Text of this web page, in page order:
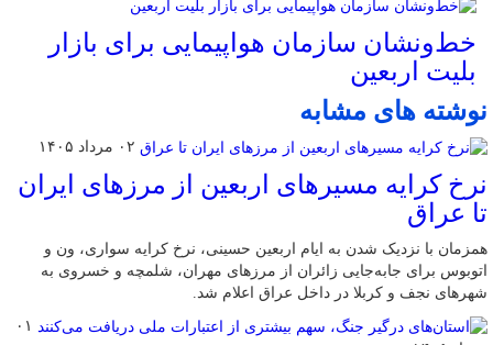
خط‌ونشان سازمان هواپیمایی برای بازار
بلیت اربعین
نوشته های مشابه
۰۲ مرداد ۱۴۰۵
نرخ کرایه مسیرهای اربعین از مرزهای ایران
تا عراق
همزمان با نزدیک شدن به ایام اربعین حسینی، نرخ کرایه سواری، ون و
اتوبوس برای جابه‌جایی زائران از مرزهای مهران، شلمچه و خسروی به
شهرهای نجف و کربلا در داخل عراق اعلام شد.
۰۱